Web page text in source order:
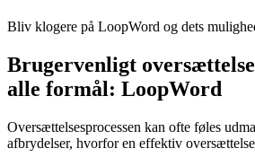
Bliv klogere på LoopWord og dets
Brugervenligt
alle formål: LoopWord
Oversættelsesprocessen kan ofte føles
afbrydelser, hvorfor en effektiv